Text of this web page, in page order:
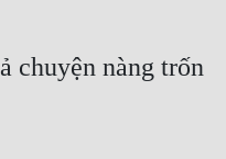
chuyện nàng trốn